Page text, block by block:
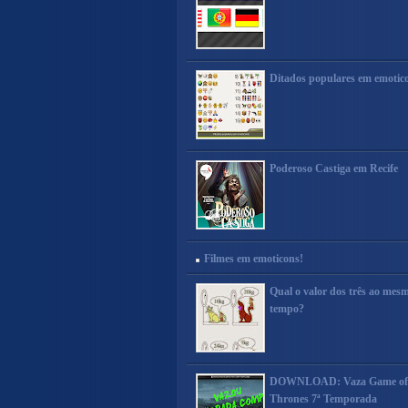
Ditados populares em
Poderoso Castiga em Recife
Filmes em emoticons!
Qual o valor dos três ao
tempo?
DOWNLOAD: Vaza Game of
Thrones 7ª Temporada